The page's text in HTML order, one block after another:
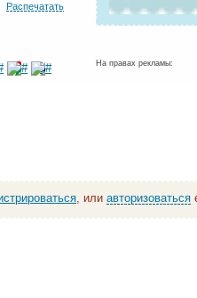
Распечатать
На правах рекламы:
, или авторизоваться